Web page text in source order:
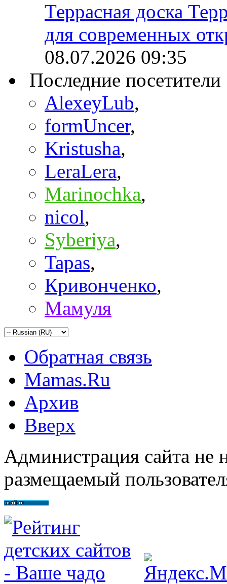
Террасная доска
для современных
08.07.2026 09:35
Последние посетители
AlexeyLub,
formUncer,
Kristusha,
LeraLera,
Marinochka,
nicol,
Syberiya,
Tapas,
Кривонченко,
Мамуля
Обратная связь
Mamas.Ru
Архив
Вверх
Администрация сайта не
размещаемый